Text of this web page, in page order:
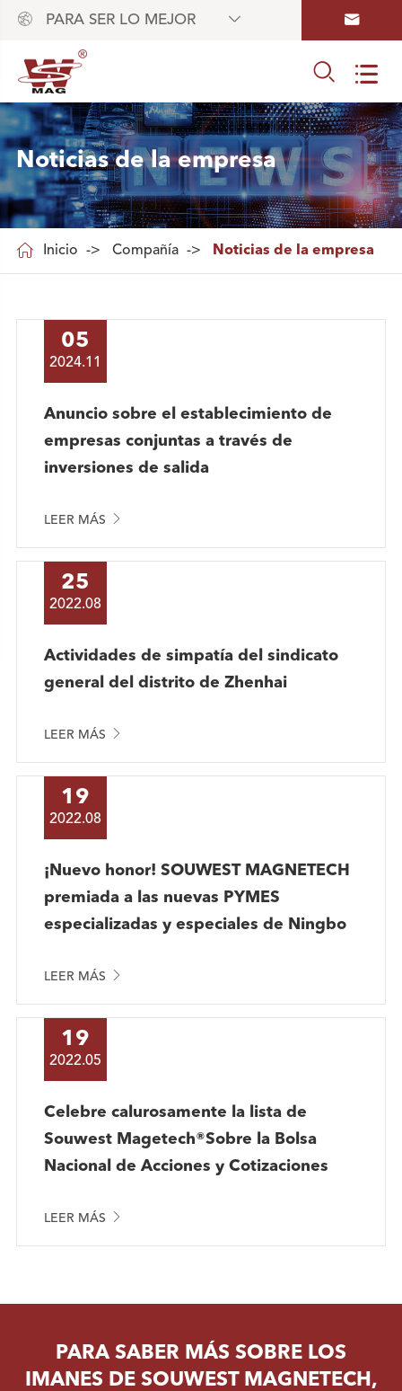
 PARA SER LO MEJOR  
 
Noticias de la empresa
 Inicio Compañía Noticias de la empresa
05
2024.11
Anuncio sobre el establecimiento de
empresas conjuntas a través de
inversiones de salida
LEER MÁS 
25
2022.08
Actividades de simpatía del sindicato
general del distrito de Zhenhai
LEER MÁS 
19
2022.08
¡Nuevo honor! SOUWEST MAGNETECH
premiada a las nuevas PYMES
especializadas y especiales de Ningbo
LEER MÁS 
19
2022.05
Celebre calurosamente la lista de
Souwest Magetech®Sobre la Bolsa
Nacional de Acciones y Cotizaciones
LEER MÁS 
PARA SABER MÁS SOBRE LOS
IMANES DE SOUWEST MAGNETECH,